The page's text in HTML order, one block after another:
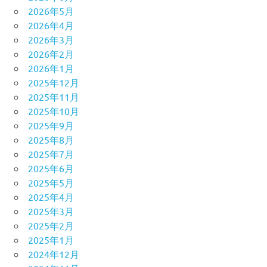
2026年5月
2026年4月
2026年3月
2026年2月
2026年1月
2025年12月
2025年11月
2025年10月
2025年9月
2025年8月
2025年7月
2025年6月
2025年5月
2025年4月
2025年3月
2025年2月
2025年1月
2024年12月